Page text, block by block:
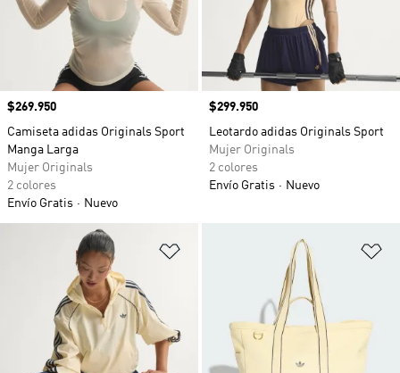
Precio
$269.950
Camiseta adidas Originals Sport
Manga Larga
Mujer Originals
2 colores
Envío Gratis
Nuevo
Precio
$299.950
Leotardo adidas Originals Sport
Mujer Originals
2 colores
Envío Gratis
Nuevo
Añadir a la lista de deseos